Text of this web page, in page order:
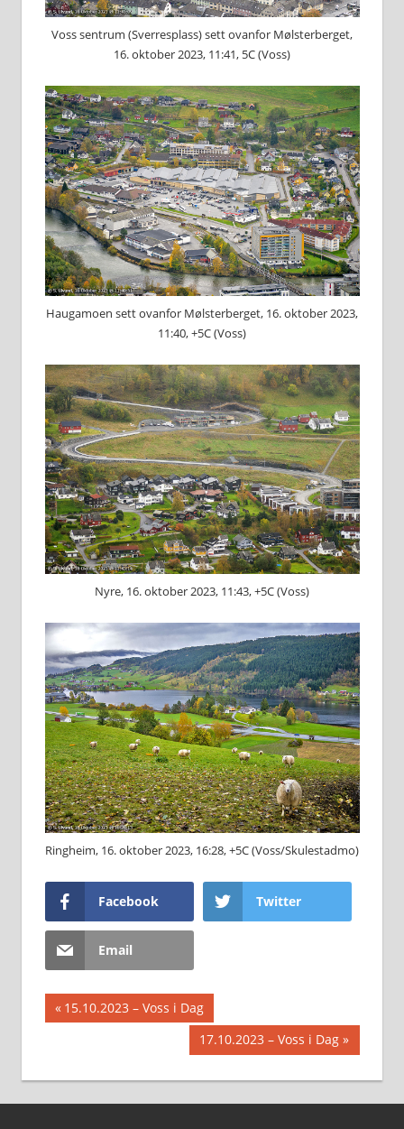
Voss sentrum (Sverresplass) sett ovanfor Mølsterberget,
16. oktober 2023, 11:41, 5C (Voss)
Haugamoen sett ovanfor Mølsterberget, 16. oktober 2023,
11:40, +5C (Voss)
Nyre, 16. oktober 2023, 11:43, +5C (Voss)
Ringheim, 16. oktober 2023, 16:28, +5C (Voss/Skulestadmo)
Facebook Twitter
Email
Innleggsnavigasjon
Previous
Post:
15.10.2023 – Voss i Dag
Next
Post:
17.10.2023 – Voss i Dag